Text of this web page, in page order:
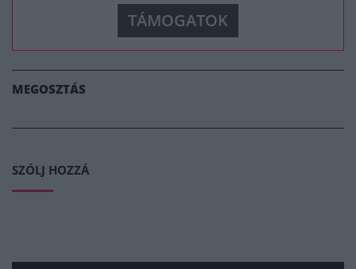
TÁMOGATOK
MEGOSZTÁS
SZÓLJ HOZZÁ